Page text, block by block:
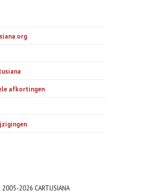
afkortingen
2026 CARTUSIANA